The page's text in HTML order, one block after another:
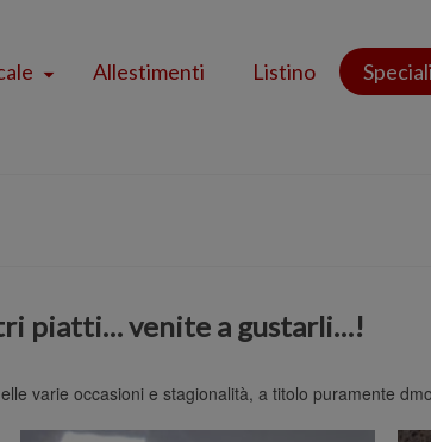
Allestimenti Listino
piatti… venite a gustarli…!
varie occasioni e stagionalità, a titolo puramente